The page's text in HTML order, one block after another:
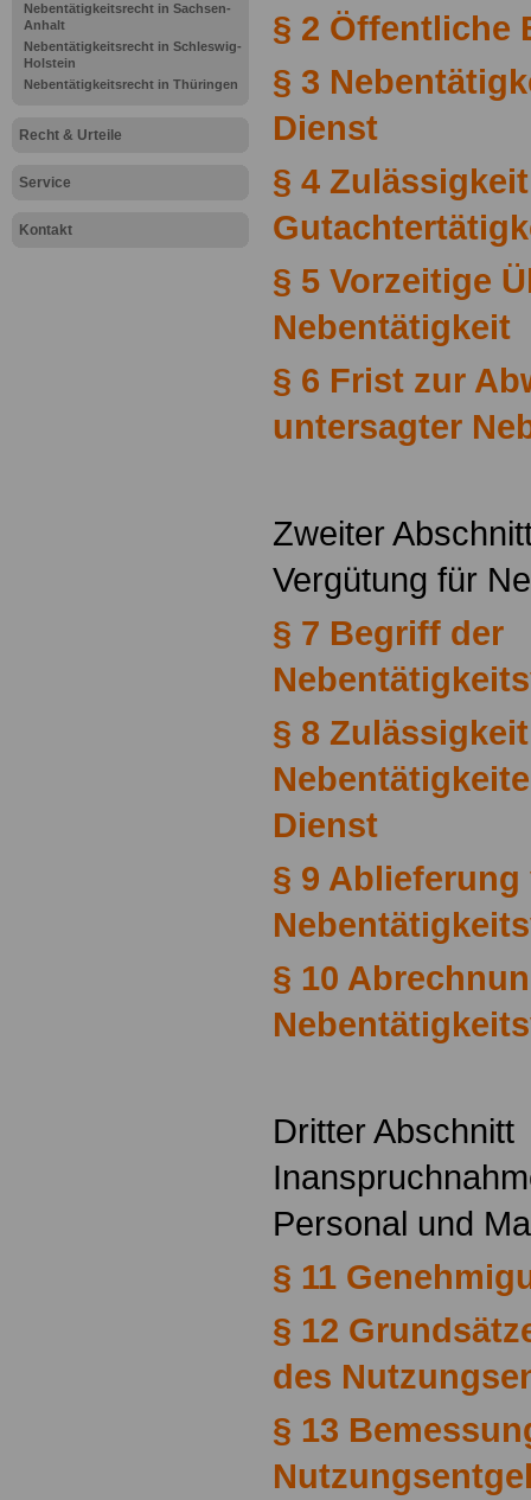
Nebentätigkeitsrecht in Sachsen-
Anhalt
Nebentätigkeitsrecht in Schleswig-
Holstein
Nebentätigkeitsrecht in Thüringen
Recht & Urteile
Service
Kontakt
§ 2 Öffentliche
§ 3
Dienst
§ 4
§ 5 Vorzeitige
Nebentätigkeit
§ 6 Frist zur
untersagter
Zweiter
Vergütung für
§ 7 Begriff der
§ 8
Dienst
§ 9 Ablieferung
§ 10
Dritter Abschnitt
Personal und
§ 11
§ 12
des
§ 13